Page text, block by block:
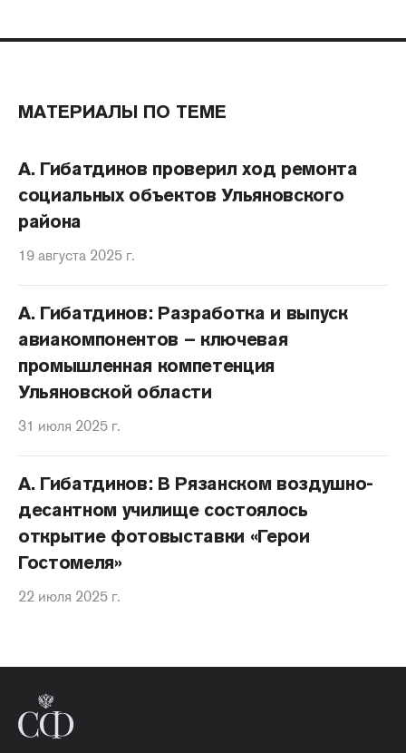
МАТЕРИАЛЫ ПО ТЕМЕ
А. Гибатдинов проверил ход ремонта
социальных объектов Ульяновского
района
19 августа 2025 г.
А. Гибатдинов: Разработка и выпуск
авиакомпонентов – ключевая
промышленная компетенция
Ульяновской области
31 июля 2025 г.
А. Гибатдинов: В Рязанском воздушно-
десантном училище состоялось
открытие фотовыставки «Герои
Гостомеля»
22 июля 2025 г.